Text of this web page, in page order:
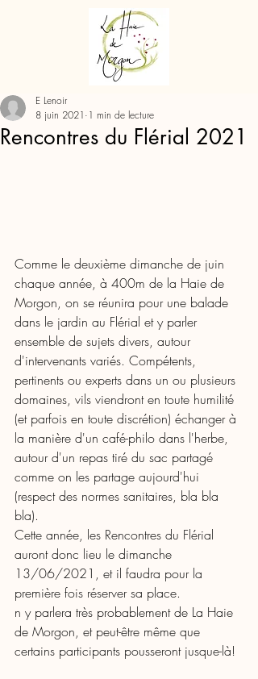
Rencontres du Flérial 2021
E Lenoir
8 juin 2021 1 min de lecture
Comme le deuxième dimanche de juin
chaque année, à 400m de la Haie de
Morgon, on se réunira pour une balade
dans le jardin au Flérial et y parler
ensemble de sujets divers, autour
d'intervenants variés. Compétents,
pertinents ou experts dans un ou plusieurs
domaines, vils viendront en toute humilité
(et parfois en toute discrétion) échanger à
la manière d'un café-philo dans l'herbe,
autour d'un repas tiré du sac partagé
comme on les partage aujourd'hui
(respect des normes sanitaires, bla bla
bla).
Cette année, les Rencontres du Flérial
auront donc lieu le dimanche
13/06/2021, et il faudra pour la
première fois réserver sa place.
n y parlera très probablement de La Haie
de Morgon, et peut-être même que
certains participants pousseront jusque-là!